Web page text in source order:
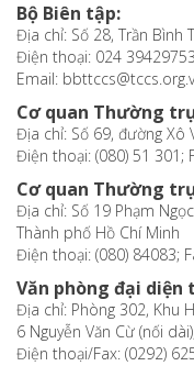
Bộ Biên tập:
Địa chỉ: Số 28, Trần Bình
Điện thoại: 024
Email:
Cơ quan Thường
Địa chỉ: Số 69, đường Xô
Điện thoại: (080) 51 301;
Cơ quan Thường
Địa chỉ: Số 19 Phạm
Thành phố Hồ Chí Minh
Điện thoại: (080) 84083;
Văn phòng đại diện
Địa chỉ: Phòng 302, Khu
6 Nguyễn Văn Cừ (nối
Điện thoại/Fax: (0292)